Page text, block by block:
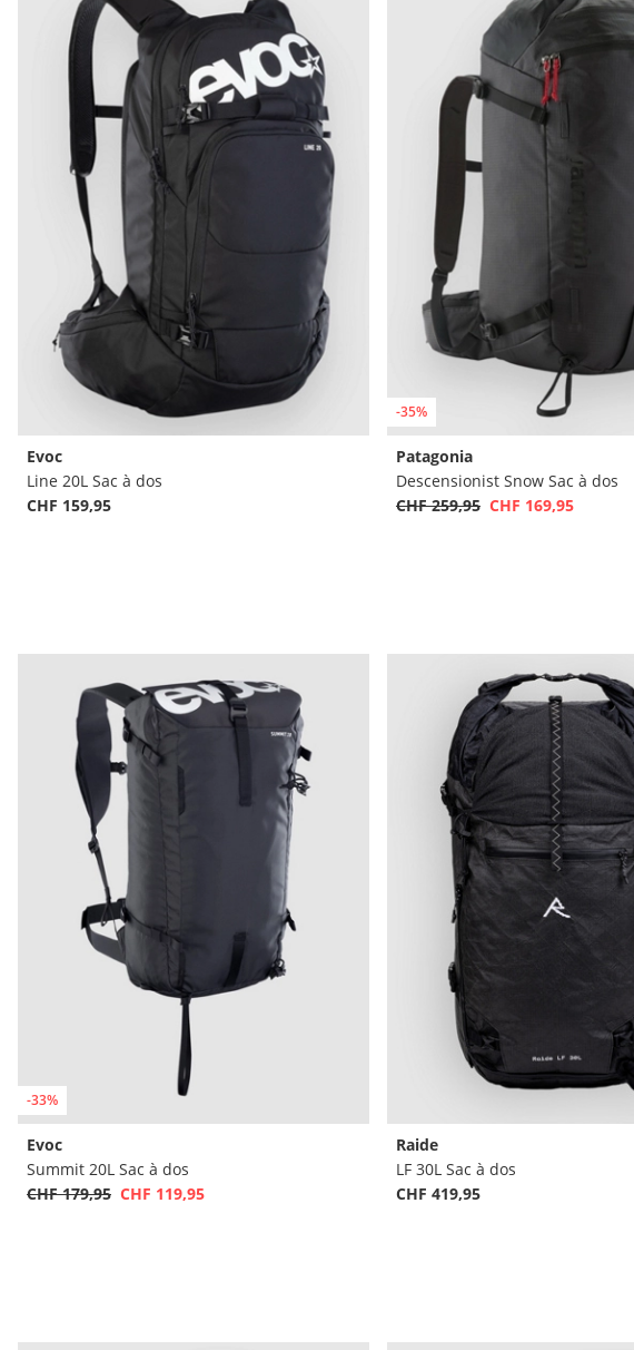
Evoc
Line 20L Sac à dos
CHF 159,95
-35%
Patagonia
Descensionist Snow Sac à dos
CHF 259,95 CHF 169,95
-33%
Evoc
Summit 20L Sac à dos
CHF 179,95 CHF 119,95
Raide
LF 30L Sac à dos
CHF 419,95